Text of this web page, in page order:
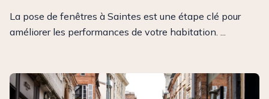
La pose de fenêtres à Saintes est une étape clé pour
améliorer les performances de votre habitation. ...